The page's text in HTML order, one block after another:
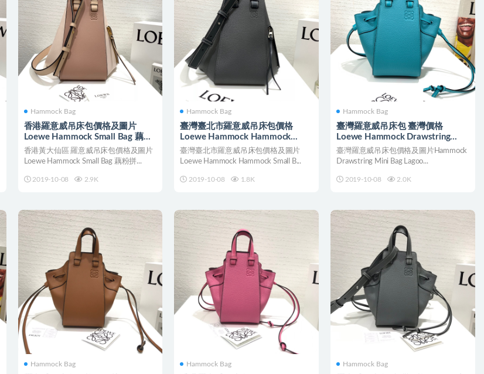
Hammock Bag
香港羅意威吊床包價格及圖片
Loewe Hammock Small Bag 藕粉
拼色
香港黃大仙區 羅意威吊床包價格及圖片
Loewe Hammock Small Bag 藕粉拼...
2019-10-08 2.9K
Hammock Bag
臺灣臺北市羅意威吊床包價格
Loewe Hammock Hammock
Small Bag 铁灰色
臺灣臺北市羅意威吊床包價格及圖片
Loewe Hammock Hammock Small B...
2019-10-08 1.8K
Hammock Bag
臺灣羅意威吊床包 臺灣價格
Loewe Hammock Drawstring
Mini Bag Lagoon Blue
臺灣羅意威吊床包價格及圖片Hammock
Drawstring Mini Bag Lagoo...
2019-10-08 2.0K
Hammock Bag Hammock Bag Hammock Bag